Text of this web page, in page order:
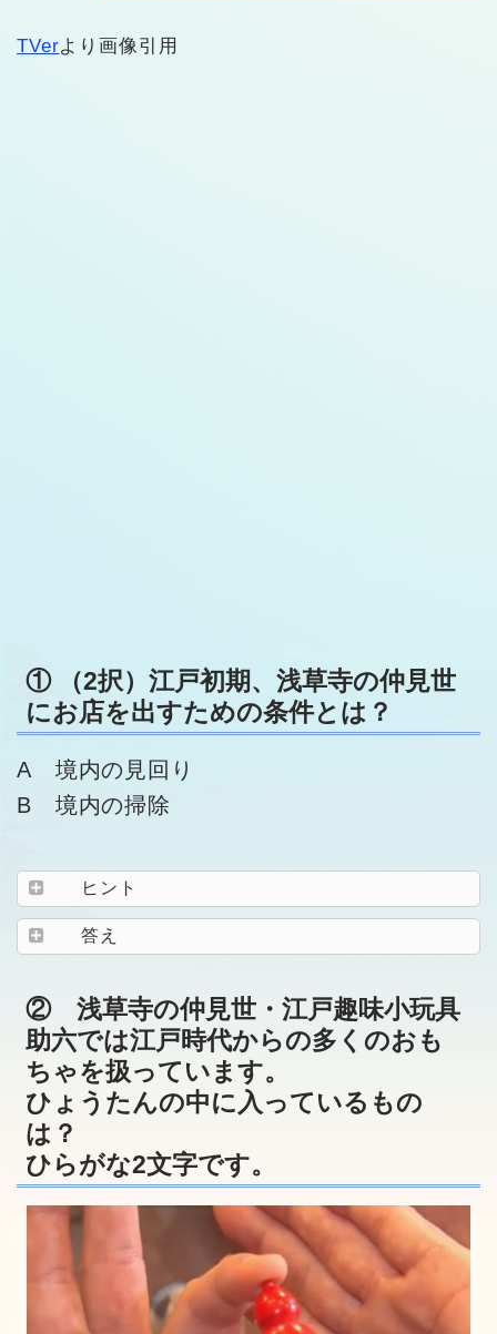
TVerより画像引用
① （2択）江戸初期、浅草寺の仲見世
にお店を出すための条件とは？
A 境内の見回り
B 境内の掃除
ヒント
答え
② 浅草寺の仲見世・江戸趣味小玩具
助六では江戸時代からの多くのおも
ちゃを扱っています。
ひょうたんの中に入っているもの
は？
ひらがな2文字です。